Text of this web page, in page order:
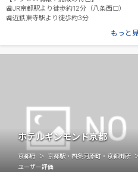
🚉JR京都駅より徒歩約12分（八条西口）
🚉近鉄東寺駅より徒歩約3分
もっと
ホテルギンモンド京都
京都府 京都駅・四条河原町・京都御所
ユーザー評価